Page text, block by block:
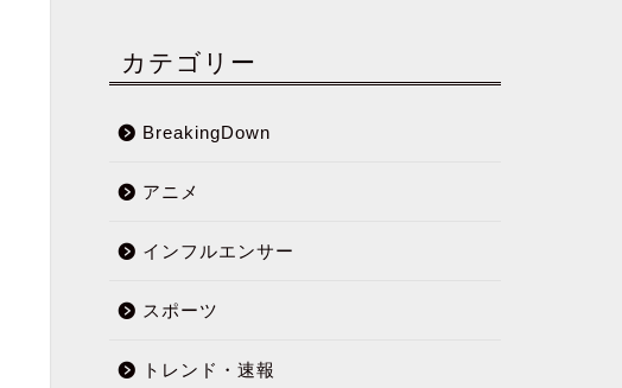
カテゴリー
BreakingDown
アニメ
インフルエンサー
スポーツ
トレンド・速報